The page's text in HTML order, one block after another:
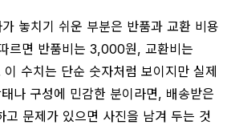
놓치기 쉬운 부분은 반품과 교환 비용
르면 반품비는 3,000원, 교환비는
수치는 단순 숫자처럼 보이지만 실제
나 구성에 민감한 분이라면, 배송받은
고 문제가 있으면 사진을 남겨 두는 것